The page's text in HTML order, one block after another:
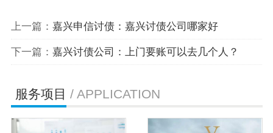
上一篇： 嘉兴申信讨债：嘉兴讨债公司哪家好
下一篇： 嘉兴讨债公司：上门要账可以去几个人？
服务项目 / APPLICATION